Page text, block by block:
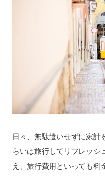
日々、無駄遣いせずに家計
らいは旅行してリフレッシ
え、旅行費用といっても料